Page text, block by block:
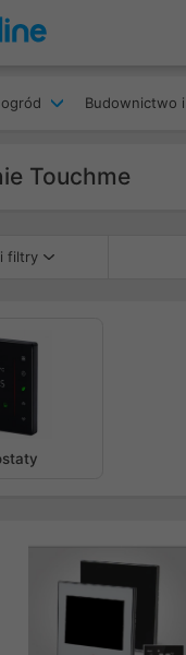
Budownictwo
Touchme
filtry